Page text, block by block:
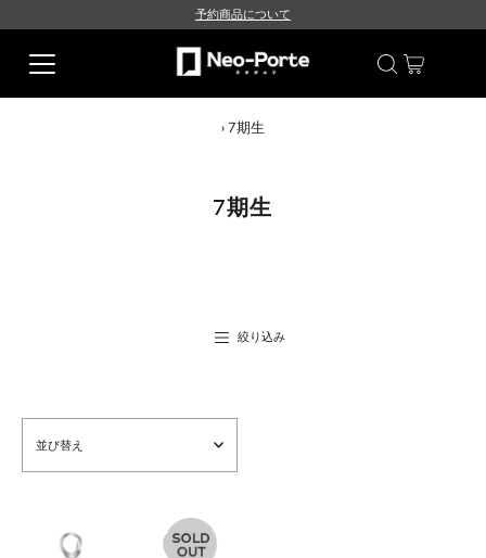
予約商品について
› 7期生
7期生
絞り込み
新着順